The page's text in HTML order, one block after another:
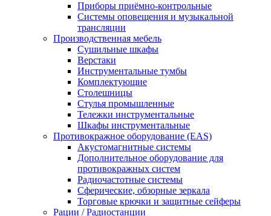
Приборы приёмно-контрольные
Системы оповещения и музыкальной
трансляции
Производственная мебель
Cушильные шкафы
Верстаки
Инструментальные тумбы
Комплектующие
Столешницы
Стулья промышленные
Тележки инструментальные
Шкафы инструментальные
Противокражное оборудование (EAS)
Акустомагнитные системы
Дополнительное оборудование для
противокражных систем
Радиочастотные системы
Сферические, обзорные зеркала
Торговые крючки и защитные сейферы
Рации / Радиостанции